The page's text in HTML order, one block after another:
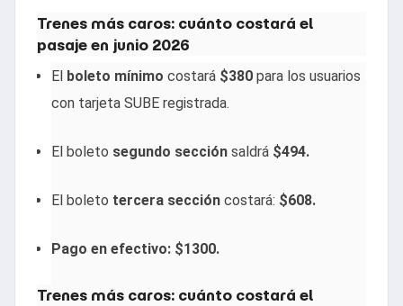
Trenes más caros: cuánto costará el
pasaje en junio 2026
El boleto mínimo costará $380 para los usuarios
con tarjeta SUBE registrada.
El boleto segundo sección saldrá $494.
El boleto tercera sección costará: $608.
Pago en efectivo: $1300.
Trenes más caros: cuánto costará el